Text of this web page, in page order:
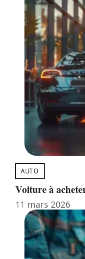
AUTO
Voiture à
11 mars 2026